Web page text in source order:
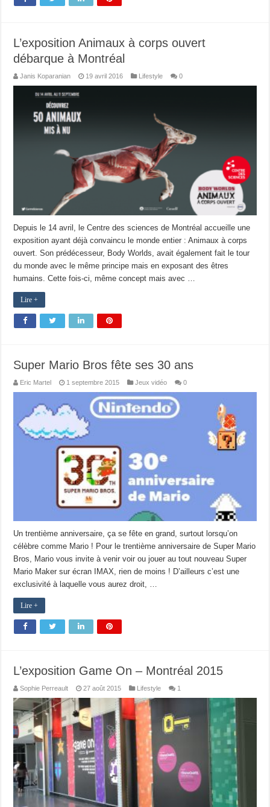
L’exposition Animaux à corps ouvert
débarque à Montréal
Janis Koparanian 19 avril 2016 Lifestyle 0
Depuis le 14 avril, le Centre des sciences de Montréal accueille une
exposition ayant déjà convaincu le monde entier : Animaux à corps
ouvert. Son prédécesseur, Body Worlds, avait également fait le tour
du monde avec le même principe mais en exposant des êtres
humains. Cette fois-ci, même concept mais avec …
Lire +
Super Mario Bros fête ses 30 ans
Eric Martel 1 septembre 2015 Jeux vidéo 0
Un trentième anniversaire, ça se fête en grand, surtout lorsqu’on
célèbre comme Mario ! Pour le trentième anniversaire de Super Mario
Bros, Mario vous invite à venir voir ou jouer au tout nouveau Super
Mario Maker sur écran IMAX, rien de moins ! D’ailleurs c’est une
exclusivité à laquelle vous aurez droit, …
Lire +
L’exposition Game On – Montréal 2015
Sophie Perreault 27 août 2015 Lifestyle 1